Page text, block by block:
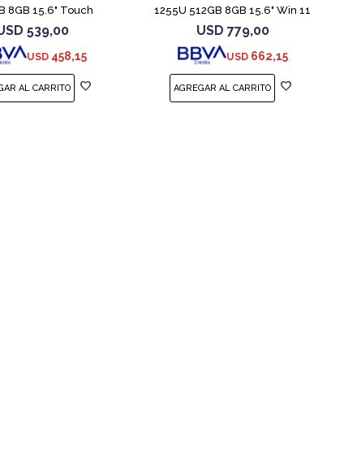
8GB 15.6" Touch
539,00
USD 458,15
1255U 512GB 8GB 15.6" Win 11
USD 779,00
USD 662,15